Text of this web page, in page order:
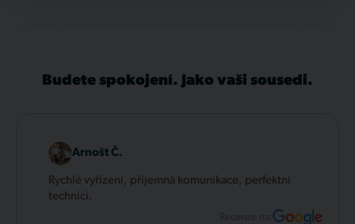
Budete spokojení. Jako vaši sousedi.
Arnošt Č.
Rychlé vyřízení, příjemná komunikace, perfektní
technici.
Recenze na: